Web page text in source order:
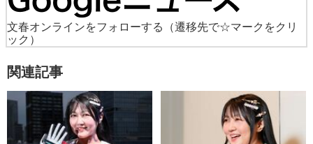
文春オンラインをフォローする
（遷移先で☆マークをクリ
ック）
関連記事